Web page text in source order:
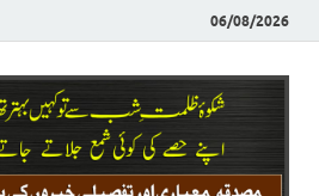
06/08/2026